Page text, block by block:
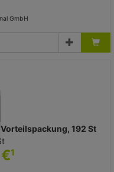
GmbH
Vorteilspackung, 192 St
1